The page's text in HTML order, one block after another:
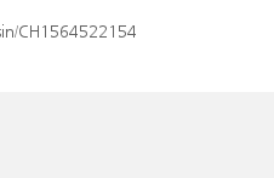
CH1564522154